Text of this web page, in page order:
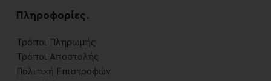
Πληροφορίες .
Τρόποι Πληρωμής
Τρόποι Αποστολής
Πολιτική Επιστροφών